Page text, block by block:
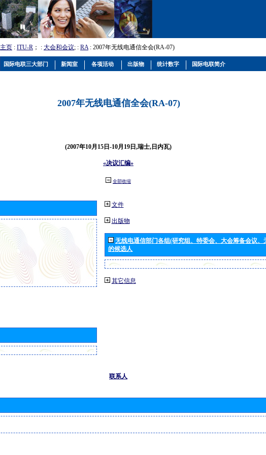
主页 : ITU-R ； : 大会和会议; : RA: 2007年无线电通信全会(RA-07)
2007年无线电通信全会(RA-07)
(2007年10月15日-10月19日,瑞士,日内瓦)
«决议汇编»
全部收缩
文件
出版物
无线电通信部门各组(研究组、特委会、大会筹备会议
的候选人
其它信息
联系人
国际电联三大部门 新闻室 各项活动 出版物 统计数字 国际电联简介